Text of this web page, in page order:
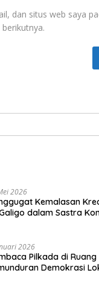
dan situs web saya
2026
Kemalasan
dalam Sastra
2026
Pilkada di
Demokrasi